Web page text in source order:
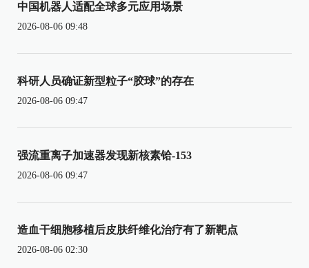
中国机器人适配全球多元应用场景
2026-08-06 09:48
科研人员确证新型粒子“胶球”的存在
2026-08-06 09:47
强流重离子加速器发现新核素铪-153
2026-08-06 09:47
造血干细胞移植后皮肤纤维化治疗有了新靶点
2026-08-06 02:30